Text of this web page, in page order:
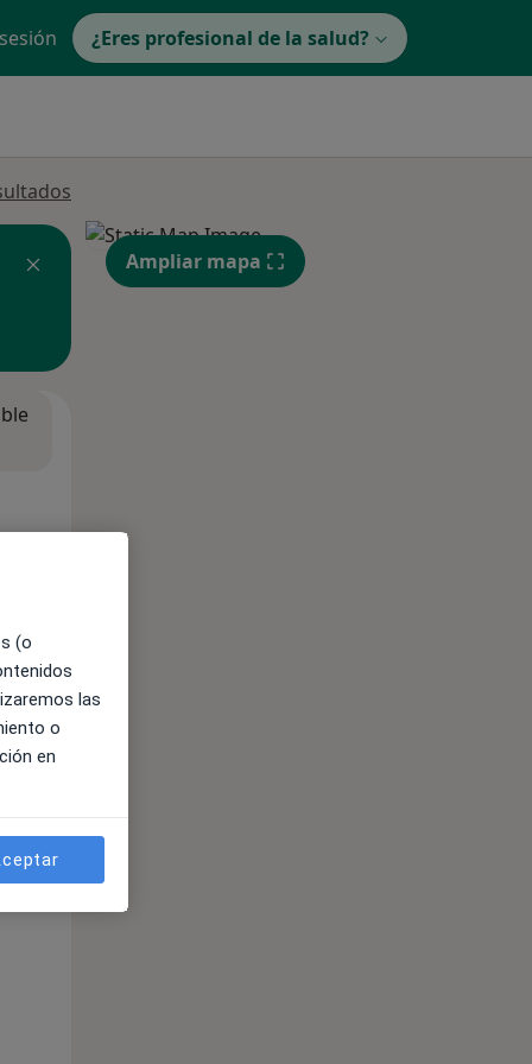
¿Eres profesional de la salud?
Ampliar mapa
(o
las
o
en